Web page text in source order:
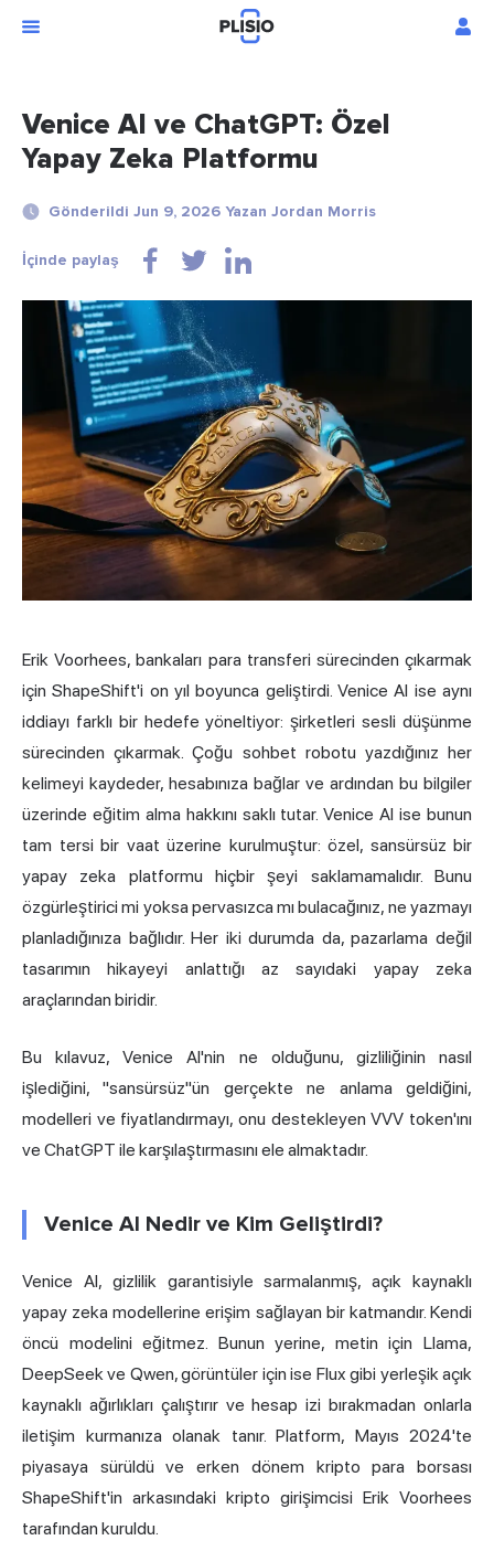
Venice AI ve ChatGPT: Özel
Yapay Zeka Platformu
Gönderildi Jun 9, 2026 Yazan Jordan Morris
İçinde paylaş
Erik Voorhees, bankaları para transferi sürecinden çıkarmak
için ShapeShift'i on yıl boyunca geliştirdi. Venice AI ise aynı
iddiayı farklı bir hedefe yöneltiyor: şirketleri sesli düşünme
sürecinden çıkarmak. Çoğu sohbet robotu yazdığınız her
kelimeyi kaydeder, hesabınıza bağlar ve ardından bu bilgiler
üzerinde eğitim alma hakkını saklı tutar. Venice AI ise bunun
tam tersi bir vaat üzerine kurulmuştur: özel, sansürsüz bir
yapay zeka platformu hiçbir şeyi saklamamalıdır. Bunu
özgürleştirici mi yoksa pervasızca mı bulacağınız, ne yazmayı
planladığınıza bağlıdır. Her iki durumda da, pazarlama değil
tasarımın hikayeyi anlattığı az sayıdaki yapay zeka
araçlarından biridir.
Bu kılavuz, Venice AI'nin ne olduğunu, gizliliğinin nasıl
işlediğini, "sansürsüz"ün gerçekte ne anlama geldiğini,
modelleri ve fiyatlandırmayı, onu destekleyen VVV token'ını
ve ChatGPT ile karşılaştırmasını ele almaktadır.
Venice AI Nedir ve Kim Geliştirdi?
Venice AI, gizlilik garantisiyle sarmalanmış, açık kaynaklı
yapay zeka modellerine erişim sağlayan bir katmandır. Kendi
öncü modelini eğitmez. Bunun yerine, metin için Llama,
DeepSeek ve Qwen, görüntüler için ise Flux gibi yerleşik açık
kaynaklı ağırlıkları çalıştırır ve hesap izi bırakmadan onlarla
iletişim kurmanıza olanak tanır. Platform, Mayıs 2024'te
piyasaya sürüldü ve erken dönem kripto para borsası
ShapeShift'in arkasındaki kripto girişimcisi Erik Voorhees
tarafından kuruldu.